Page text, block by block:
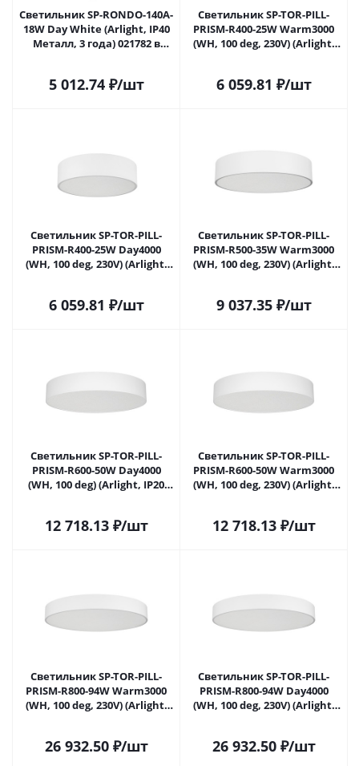
Светильник SP-RONDO-140A-
18W Day White (Arlight, IP40
Металл, 3 года) 021782 в
5 012.74₽/шт
Светильник SP-TOR-PILL-
PRISM-R400-25W Warm3000
(WH, 100 deg, 230V) (Arlight,
6 059.81 ₽/шт
Светильник SP-TOR-PILL-
PRISM-R400-25W Day4000
(WH, 100 deg, 230V) (Arlight,
6 059.81 ₽/шт
Светильник SP-TOR-PILL-
PRISM-R500-35W Warm3000
(WH, 100 deg, 230V) (Arlight,
9 037.35₽/шт
Светильник SP-TOR-PILL-
PRISM-R600-50W Day4000
(WH, 100 deg) (Arlight, IP20
12 718.13₽/шт
Светильник SP-TOR-PILL-
PRISM-R600-50W Warm3000
(WH, 100 deg, 230V) (Arlight,
12 718.13₽/шт
Светильник SP-TOR-PILL-
PRISM-R800-94W Warm3000
(WH, 100 deg, 230V) (Arlight,
26 932.50₽/шт
Светильник SP-TOR-PILL-
PRISM-R800-94W Day4000
(WH, 100 deg, 230V) (Arlight,
26 932.50₽/шт